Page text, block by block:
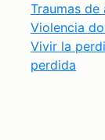
Traumas de
Violencia
Vivir la
perdida